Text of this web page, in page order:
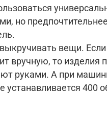
но
вещи. Если
вручную, то изделия
руками. А при
устанавливается 400